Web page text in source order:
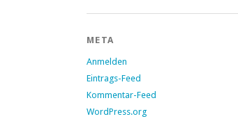
META
Anmelden
Eintrags-Feed
Kommentar-Feed
WordPress.org